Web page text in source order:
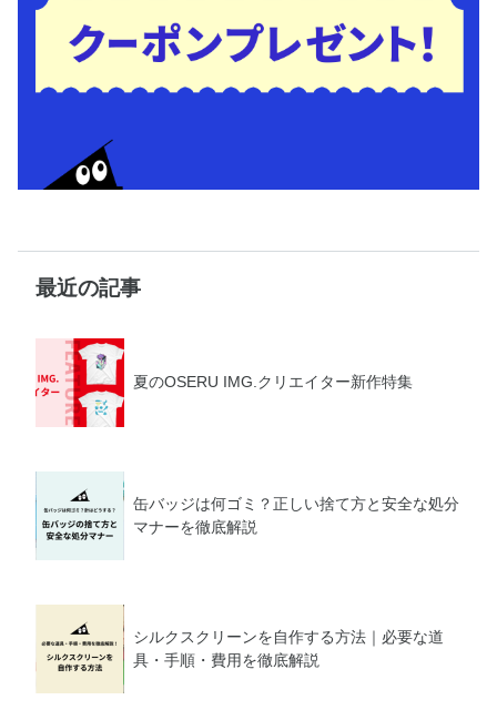
最近の記事
夏のOSERU IMG.クリエイター新作特集
缶バッジは何ゴミ？正しい捨て方と安全な処分
マナーを徹底解説
シルクスクリーンを自作する方法｜必要な道
具・手順・費用を徹底解説